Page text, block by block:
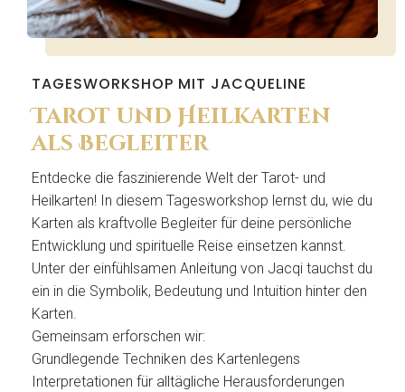
TAGESWORKSHOP MIT JACQUELINE
Tarot und Heilkarten
als Begleiter
Entdecke die faszinierende Welt der Tarot- und
Heilkarten! In diesem Tagesworkshop lernst du, wie du
Karten als kraftvolle Begleiter für deine persönliche
Entwicklung und spirituelle Reise einsetzen kannst.
Unter der einfühlsamen Anleitung von Jacqi tauchst du
ein in die Symbolik, Bedeutung und Intuition hinter den
Karten.
Gemeinsam erforschen wir:
Grundlegende Techniken des Kartenlegens
Interpretationen für alltägliche Herausforderungen